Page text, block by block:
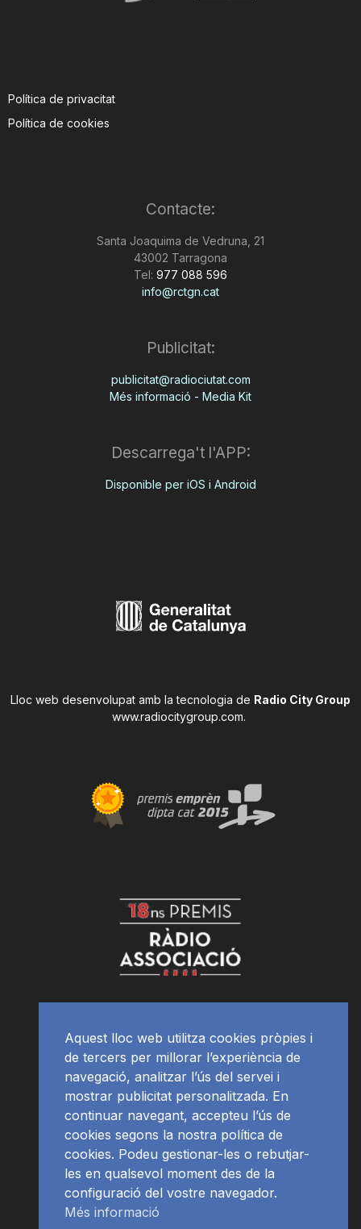
Política de privacitat
Política de cookies
Contacte:
Santa Joaquima de Vedruna, 21
43002 Tarragona
Tel: 977 088 596
info@rctgn.cat
Publicitat:
publicitat@radiociutat.com
Més informació - Media Kit
Descarrega't l'APP:
Disponible per iOS i Android
Lloc web desenvolupat amb la tecnologia de Radio City Group
www.radiocitygroup.com.
Aquest lloc web utilitza cookies pròpies i
de tercers per millorar l’experiència de
navegació, analitzar l’ús del servei i
mostrar publicitat personalitzada. En
continuar navegant, accepteu l’ús de
cookies segons la nostra política de
cookies. Podeu gestionar-les o rebutjar-
les en qualsevol moment des de la
configuració del vostre navegador.
Més informació